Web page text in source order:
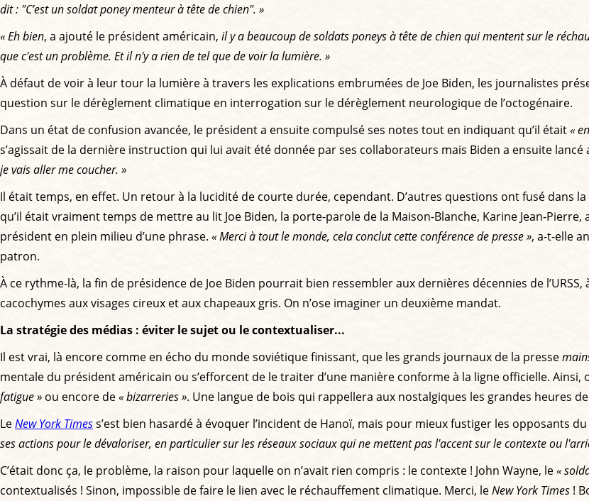
dit : "C’est un soldat poney menteur à tête de chien". »
« Eh bien, a ajouté le président américain, il y a beaucoup de soldats poneys à tête de chien qui mentent sur le
que c'est un problème. Et il n'y a rien de tel que de voir la lumière. »
À défaut de voir à leur tour la lumière à travers les explications embrumées de Joe Biden, les journalistes
question sur le dérèglement climatique en interrogation sur le dérèglement neurologique de l’octogénaire.
Dans un état de confusion avancée, le président a ensuite compulsé ses notes tout en indiquant qu’il était«
s’agissait de la dernière instruction qui lui avait été donnée par ses collaborateurs mais Biden a ensuite lancé
je vais aller me coucher. »
Il était temps, en effet. Un retour à la lucidité de courte durée, cependant. D’autres questions ont fusé dans
qu’il était vraiment temps de mettre au lit Joe Biden, la porte-parole de la Maison-Blanche, Karine Jean-
président en plein milieu d’une phrase. « Merci à tout le monde, cela conclut cette conférence de presse », a-t-elle
patron.
À ce rythme-là, la fin de présidence de Joe Biden pourrait bien ressembler aux dernières décennies de
cacochymes aux visages cireux et aux chapeaux gris. On n’ose imaginer un deuxième mandat.
La stratégie des médias : éviter le sujet ou le contextualiser...
Il est vrai, là encore comme en écho du monde soviétique finissant, que les grands journaux de la presse
mentale du président américain ou s’efforcent de le traiter d’une manière conforme à la ligne officielle. Ainsi,
fatigue » ou encore de« bizarreries ». Une langue de bois qui rappellera aux nostalgiques les grandes heures de
LeNew York Timess’est bien hasardé à évoquer l’incident de Hanoï, mais pour mieux fustiger les opposants
ses actions pour le dévaloriser, en particulier sur les réseaux sociaux qui ne mettent pas l'accent sur le contexte ou
C’était donc ça, le problème, la raison pour laquelle on n’avait rien compris : le contexte ! John Wayne, le«
contextualisés ! Sinon, impossible de faire le lien avec le réchauffement climatique. Merci, leNew York Times !